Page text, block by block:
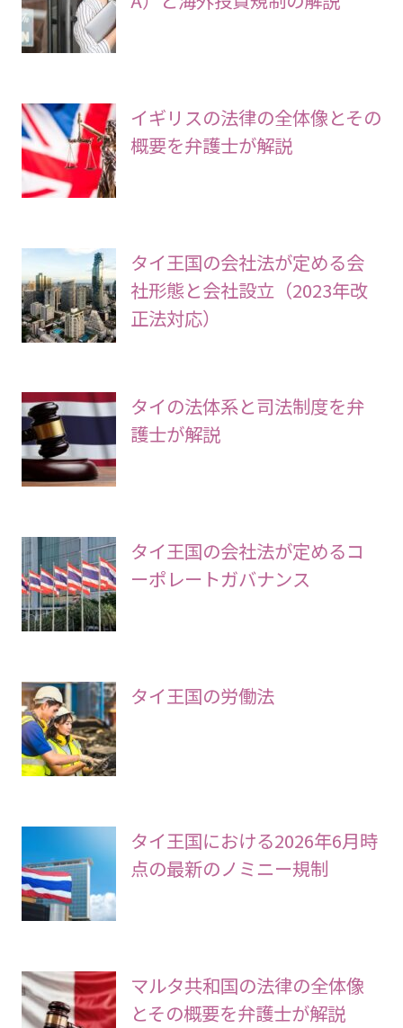
イギリスの法律の全体像とその
概要を弁護士が解説
タイ王国の会社法が定める会
社形態と会社設立（2023年改
正法対応）
タイの法体系と司法制度を弁
護士が解説
タイ王国の会社法が定めるコ
ーポレートガバナンス
タイ王国の労働法
タイ王国における2026年6月時
点の最新のノミニー規制
マルタ共和国の法律の全体像
とその概要を弁護士が解説